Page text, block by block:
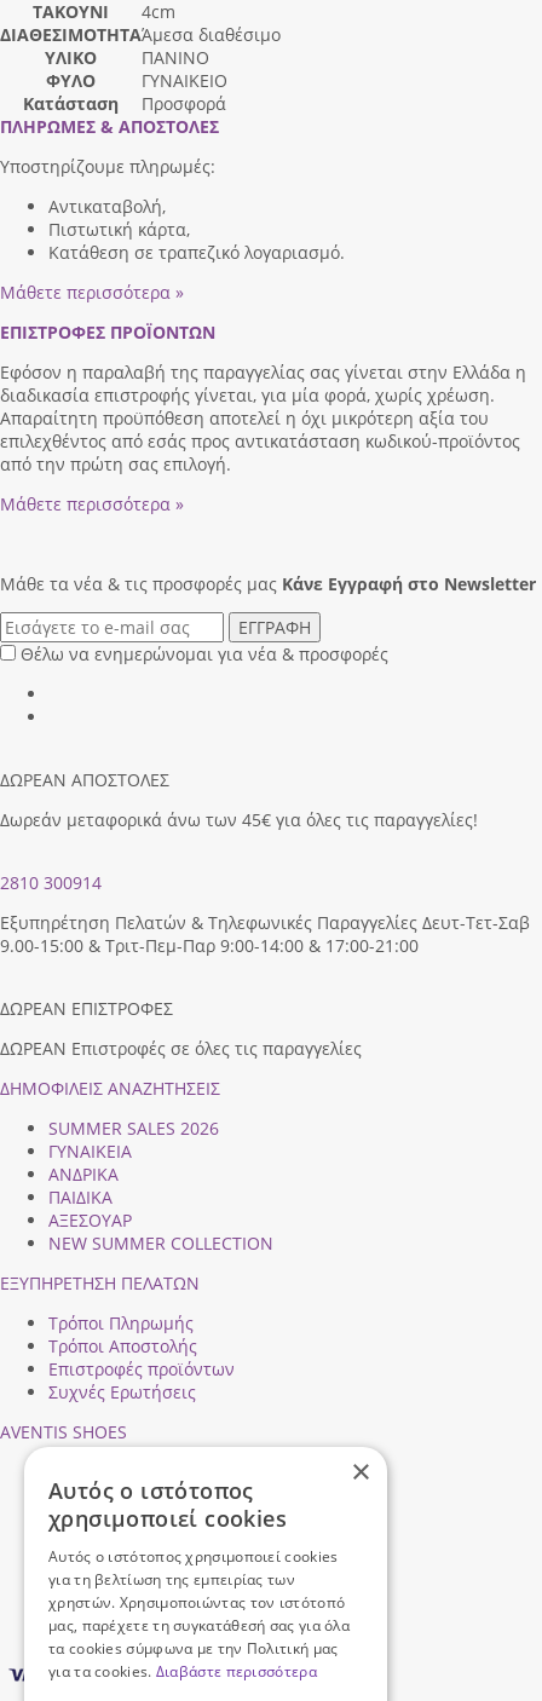
ΤΑΚΟΥΝΙ
4cm
ΔΙΑΘΕΣΙΜΟΤΗΤΑΆμεσα διαθέσιμο
ΥΛΙΚΟ
ΠΑΝΙΝΟ
ΦΥΛΟ
ΓΥΝΑΙΚΕΙΟ
Κατάσταση
Προσφορά
ΠΛΗΡΩΜΕΣ & ΑΠΟΣΤΟΛΕΣ
Υποστηρίζουμε πληρωμές:
Αντικαταβολή,
Πιστωτική κάρτα,
Κατάθεση σε τραπεζικό λογαριασμό.
Μάθετε περισσότερα »
ΕΠΙΣΤΡΟΦΕΣ ΠΡΟΪΟΝΤΩΝ
Εφόσον η παραλαβή της παραγγελίας σας γίνεται στην Ελλάδα η
διαδικασία επιστροφής γίνεται, για μία φορά, χωρίς χρέωση.
Απαραίτητη προϋπόθεση αποτελεί η όχι μικρότερη αξία του
επιλεχθέντος από εσάς προς αντικατάσταση κωδικού-προϊόντος
από την πρώτη σας επιλογή.
Μάθετε περισσότερα »
Μάθε τα νέα & τις προσφορές μας Κάνε Eγγραφή στο Newsletter
ΕΓΓΡΑΦΗ
Θέλω να ενημερώνομαι για νέα & προσφορές
ΔΩΡΕΑΝ ΑΠΟΣΤΟΛΕΣ
Δωρεάν μεταφορικά άνω των 45€ για όλες τις παραγγελίες!
2810 300914
Εξυπηρέτηση Πελατών & Τηλεφωνικές Παραγγελίες Δευτ-Τετ-Σαβ
9.00-15:00 & Τριτ-Πεμ-Παρ 9:00-14:00 & 17:00-21:00
ΔΩΡΕΑΝ ΕΠΙΣΤΡΟΦΕΣ
ΔΩΡΕΑΝ Επιστροφές σε όλες τις παραγγελίες
ΔΗΜΟΦΙΛEIΣ ΑΝΑΖΗΤΗΣΕΙΣ
SUMMER SALES 2026
ΓΥΝΑΙΚΕΙΑ
ΑΝΔΡΙΚΑ
ΠΑΙΔΙΚΑ
ΑΞΕΣΟΥΑΡ
NEW SUMMER COLLECTION
ΕΞΥΠΗΡΕΤΗΣΗ ΠΕΛΑΤΩΝ
Τρόποι Πληρωμής
Τρόποι Αποστολής
Επιστροφές προϊόντων
Συχνές Ερωτήσεις
AVENTIS SHOES
Ασφάλεια Συναλλαγών
Προσωπικά Δεδομένα
Όροι Χρήσης
×
Αυτός ο ιστότοπος
χρησιμοποιεί cookies
Αυτός ο ιστότοπος χρησιμοποιεί cookies
για τη βελτίωση της εμπειρίας των
χρηστών. Χρησιμοποιώντας τον ιστότοπό
μας, παρέχετε τη συγκατάθεσή σας για όλα
τα cookies σύμφωνα με την Πολιτική μας
για τα cookies. Διαβάστε περισσότερα